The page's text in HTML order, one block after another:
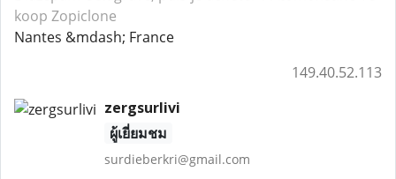
koop Zopiclone
Nantes &mdash; France
149.40.52.113
zergsurlivi
ผู้เยี่ยมชม
surdieberkri@gmail.com